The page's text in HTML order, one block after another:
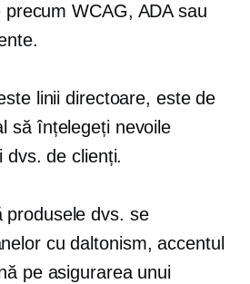
WCAG, ADA sau
linii directoare, este de
să înțelegeți nevoile
dvs. de clienți.
produsele dvs. se
cu daltonism, accentul
pe asigurarea unui